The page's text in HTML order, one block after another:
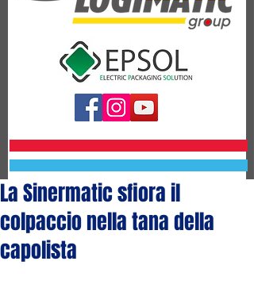
La Sinermatic sfiora il
colpaccio nella tana della
capolista